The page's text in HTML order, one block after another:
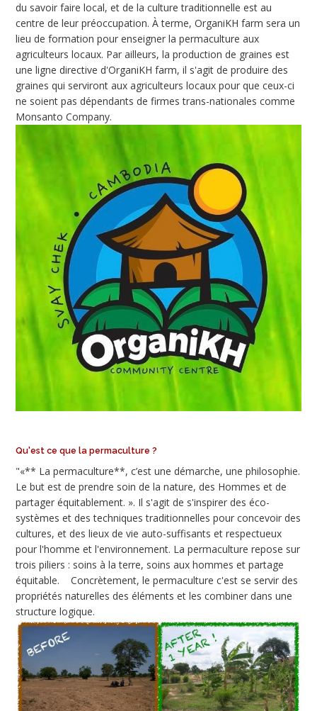
du savoir faire local, et de la culture traditionnelle est au
centre de leur préoccupation. À terme, OrganiKH farm sera un
lieu de formation pour enseigner la permaculture aux
agriculteurs locaux. Par ailleurs, la production de graines est
une ligne directive d'OrganiKH farm, il s'agit de produire des
graines qui serviront aux agriculteurs locaux pour que ceux-ci
ne soient pas dépendants de firmes trans-nationales comme
Monsanto Company.
Qu'est ce que la permaculture ?
"«** La permaculture**, c’est une démarche, une philosophie.
Le but est de prendre soin de la nature, des Hommes et de
partager équitablement. ». Il s'agit de s'inspirer des éco-
systèmes et des techniques traditionnelles pour concevoir des
cultures, et des lieux de vie auto-suffisants et respectueux
pour l'homme et l'environnement. La permaculture repose sur
trois piliers : soins à la terre, soins aux hommes et partage
équitable. Concrètement, le permaculture c'est se servir des
propriétés naturelles des éléments et les combiner dans une
structure logique.